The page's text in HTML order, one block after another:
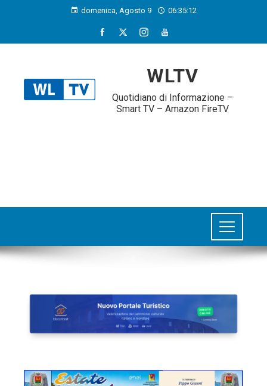
domenica, Agosto 9 06:35:12
WLTV
Quotidiano di Informazione –
Smart TV – Amazon FireTV